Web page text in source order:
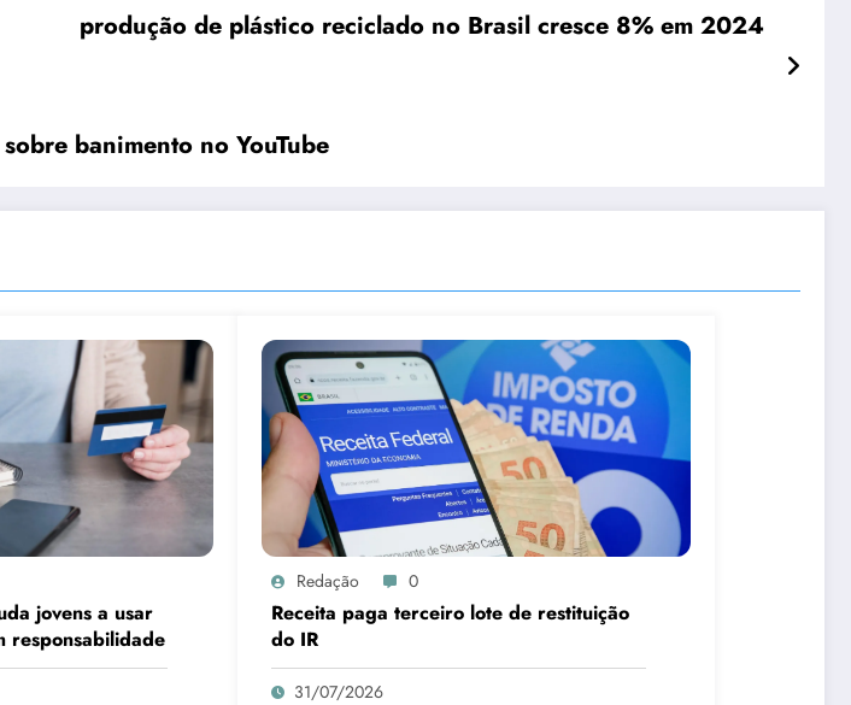
produção de plástico reciclado no Brasil cresce 8% em 2024
banimento no YouTube
jovens a usar
responsabilidade
Redação 0
Receita paga terceiro lote de restituição
do IR
31/07/2026